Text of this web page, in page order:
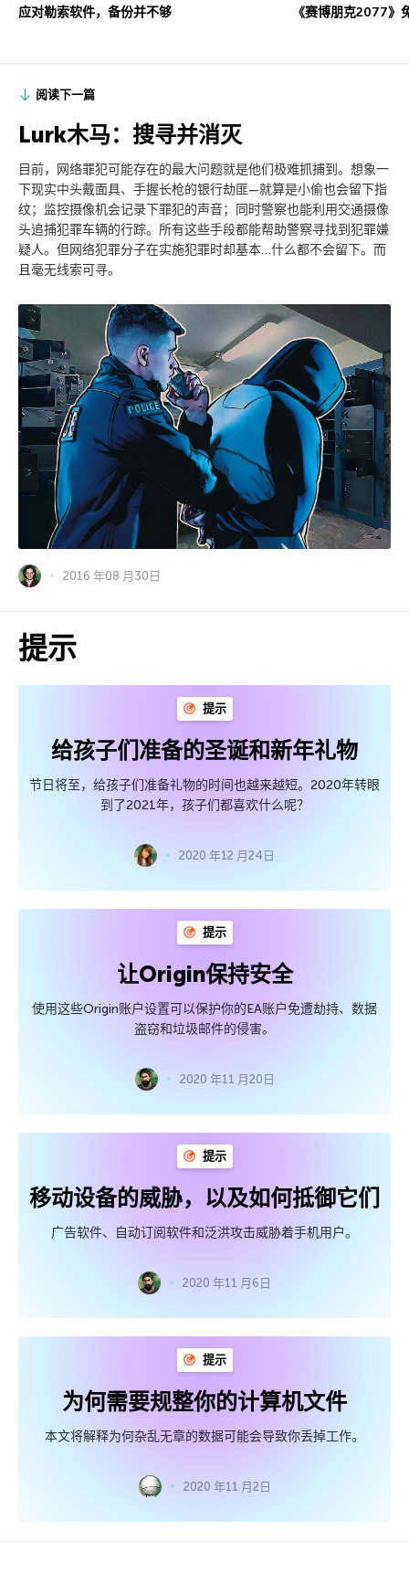
应对勒索软件，备份并不够 《赛博朋克2077》
阅读下一篇
Lurk木马：搜寻并消灭
目前，网络罪犯可能存在的最大问题就是他们极难抓捕到。想象一
下现实中头戴面具、手握长枪的银行劫匪—就算是小偷也会留下指
纹；监控摄像机会记录下罪犯的声音；同时警察也能利用交通摄像
头追捕犯罪车辆的行踪。所有这些手段都能帮助警察寻找到犯罪嫌
疑人。但网络犯罪分子在实施犯罪时却基本…什么都不会留下。而
且毫无线索可寻。
2016 年08 月30日
提示
提示
给孩子们准备的圣诞和新年礼物
节日将至，给孩子们准备礼物的时间也越来越短。2020年转眼
到了2021年，孩子们都喜欢什么呢？
2020 年12 月24日
提示
让Origin保持安全
使用这些Origin账户设置可以保护你的EA账户免遭劫持、数据
盗窃和垃圾邮件的侵害。
2020 年11 月20日
提示
移动设备的威胁，以及如何抵御它们
广告软件、自动订阅软件和泛洪攻击威胁着手机用户。
2020 年11 月6日
提示
为何需要规整你的计算机文件
本文将解释为何杂乱无章的数据可能会导致你丢掉工作。
2020 年11 月2日